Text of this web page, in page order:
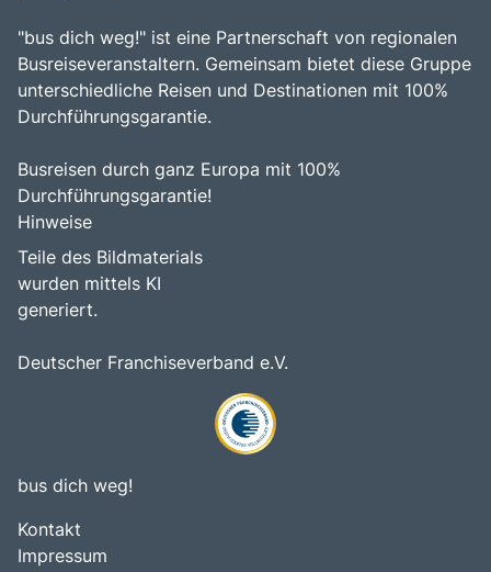
"bus dich weg!" ist eine Partnerschaft von regionalen
Busreiseveranstaltern. Gemeinsam bietet diese Gruppe
unterschiedliche Reisen und Destinationen mit 100%
Durchführungsgarantie.
Busreisen durch ganz Europa mit 100%
Durchführungsgarantie!
Hinweise
Teile des Bildmaterials
wurden mittels KI
generiert.
Deutscher Franchiseverband e.V.
bus dich weg!
Kontakt
Impressum